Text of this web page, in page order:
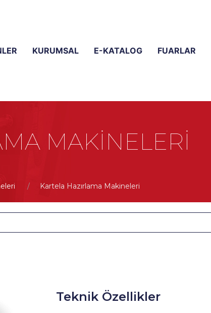
KURUMSAL E-KATALOG FUARLAR
MAKINELERI
Kartela Hazırlama Makineleri
K.1001Teknik Özellikler